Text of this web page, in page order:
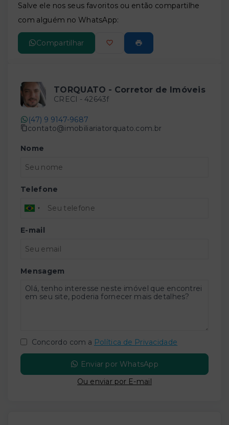
Salve ele nos seus favoritos ou então compartilhe
com alguém no WhatsApp:
Compartilhar
TORQUATO - Corretor de Imóveis
CRECI - 42643f
(47) 9 9147-9687
contato@imobiliariatorquato.com.br
Nome
Telefone
E-mail
Mensagem
Concordo com a Política de Privacidade
Enviar por WhatsApp
Ou enviar por E-mail